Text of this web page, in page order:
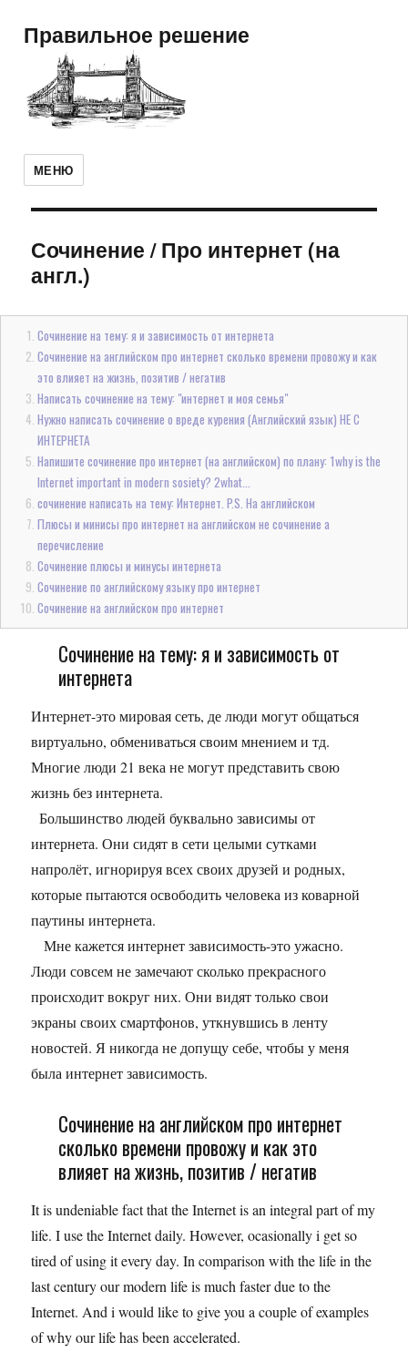
Правильное решение
МЕНЮ
Сочинение/Про интернет (на
англ.)
Сочинение на тему: я и зависимость от интернета
Сочинение на английском про интернет сколько времени провожу и как
это влияет на жизнь, позитив / негатив
Написать сочинение на тему: "интернет и моя семья"
Нужно написать сочинение о вреде курения (Английский язык) НЕ С
ИНТЕРНЕТА
Напишите сочинение про интернет (на английском) по плану: 1why is the
Internet important in modern sosiety? 2what...
сочинение написать на тему: Интернет. P.S. На английском
Плюсы и минисы про интернет на английском не сочинение а
перечисление
Сочинение плюсы и минусы интернета
Сочинение по английскому языку про интернет
Сочинение на английском про интернет
Сочинение на тему: я и зависимость от
интернета
Интернет-это мировая сеть, де люди могут общаться
виртуально, обмениваться своим мнением и тд.
Многие люди 21 века не могут представить свою
жизнь без интернета.
Большинство людей буквально зависимы от
интернета. Они сидят в сети целыми сутками
напролёт, игнорируя всех своих друзей и родных,
которые пытаются освободить человека из коварной
паутины интернета.
Мне кажется интернет зависимость-это ужасно.
Люди совсем не замечают сколько прекрасного
происходит вокруг них. Они видят только свои
экраны своих смартфонов, уткнувшись в ленту
новостей. Я никогда не допущу себе, чтобы у меня
была интернет зависимость.
Сочинение на английском про интернет
сколько времени провожу и как это
влияет на жизнь, позитив / негатив
It is undeniable fact that the Internet is an integral part of my
life. I use the Internet daily. However, ocasionally i get so
tired of using it every day. In comparison with the life in the
last century our modern life is much faster due to the
Internet. And i would like to give you a couple of examples
of why our life has been accelerated.